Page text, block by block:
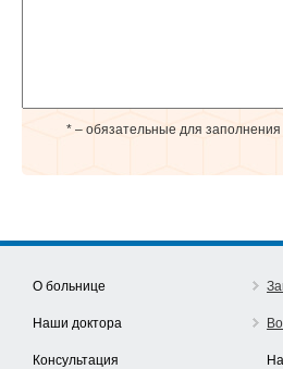
* – обязательные для заполнения
О больнице
Наши доктора
Консультация